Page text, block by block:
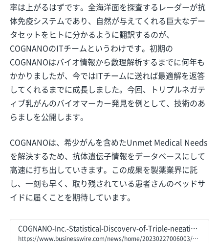
率は上がるはずです。全海洋面を探査するレーダーが抗
体免疫システムであり、自然が与えてくれる巨大なデー
タセットをヒトに分かるように翻訳するのが、
COGNANOのITチームというわけです。初期の
COGNANOはバイオ情報から数理解析するまでに何年も
かかりましたが、今ではITチームに送れば最適解を返答
してくれるまでに成長しました。今回、トリプルネガテ
ィブ乳がんのバイオマーカー発見を例として、技術のあ
らましを公開します。
COGNANOは、希少がんを含めたUnmet Medical Needs
を解決するため、抗体遺伝子情報をデータベースにして
高速に打ち出していきます。この成果を製薬業界に託
し、一刻も早く、取り残されている患者さんのベッドサ
イドに届くことを期待しています。
COGNANO-Inc.-Statistical-Discovery-of-Triple-negative-Breast-Cancer-specific-Antibodies-From-a-Huge-Database-Obtained-by-Alpaca-Immunization
https://www.businesswire.com/news/home/20230227006003/en/COGNANO-Inc.-Statistical-Discovery-of-Triple-negative-Breast-Cancer-specific-Antibodies-From-a-Huge-Database-Obtained-by-Alpaca-Immunization